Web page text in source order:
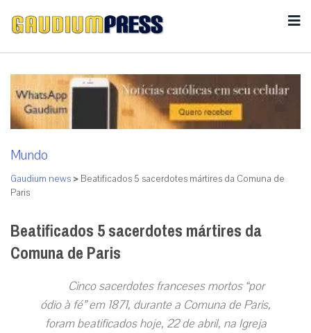
Mundo
Gaudium news > Beatificados 5 sacerdotes mártires da Comuna de
Paris
Beatificados 5 sacerdotes mártires da
Comuna de Paris
Cinco sacerdotes franceses mortos “por
ódio à fé” em 1871, durante a Comuna de Paris,
foram beatificados hoje, 22 de abril, na Igreja